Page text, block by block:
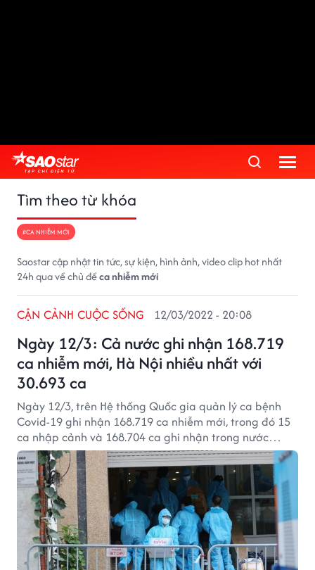
Tìm theo từ khóa
#CA NHIỄM MỚI
Saostar cập nhật tin tức, sự kiện, hình ảnh, video clip hot nhất
24h qua về chủ đềca nhiễm mới
Ngày 12/3: Cả nước ghi nhận 168.719
ca nhiễm mới, Hà Nội nhiều nhất với
30.693 ca
CẬN CẢNH CUỘC SỐNG 12/03/2022 - 20:08
Ngày 12/3, trên Hệ thống Quốc gia quản lý ca bệnh
Covid-19 ghi nhận 168.719 ca nhiễm mới, trong đó 15
ca nhập cảnh và 168.704 ca ghi nhận trong nước
(giảm 386 ca so với ngày trước đó) tại 63 tỉnh, thành
phố (có 116.648 ca trong cộng đồng.